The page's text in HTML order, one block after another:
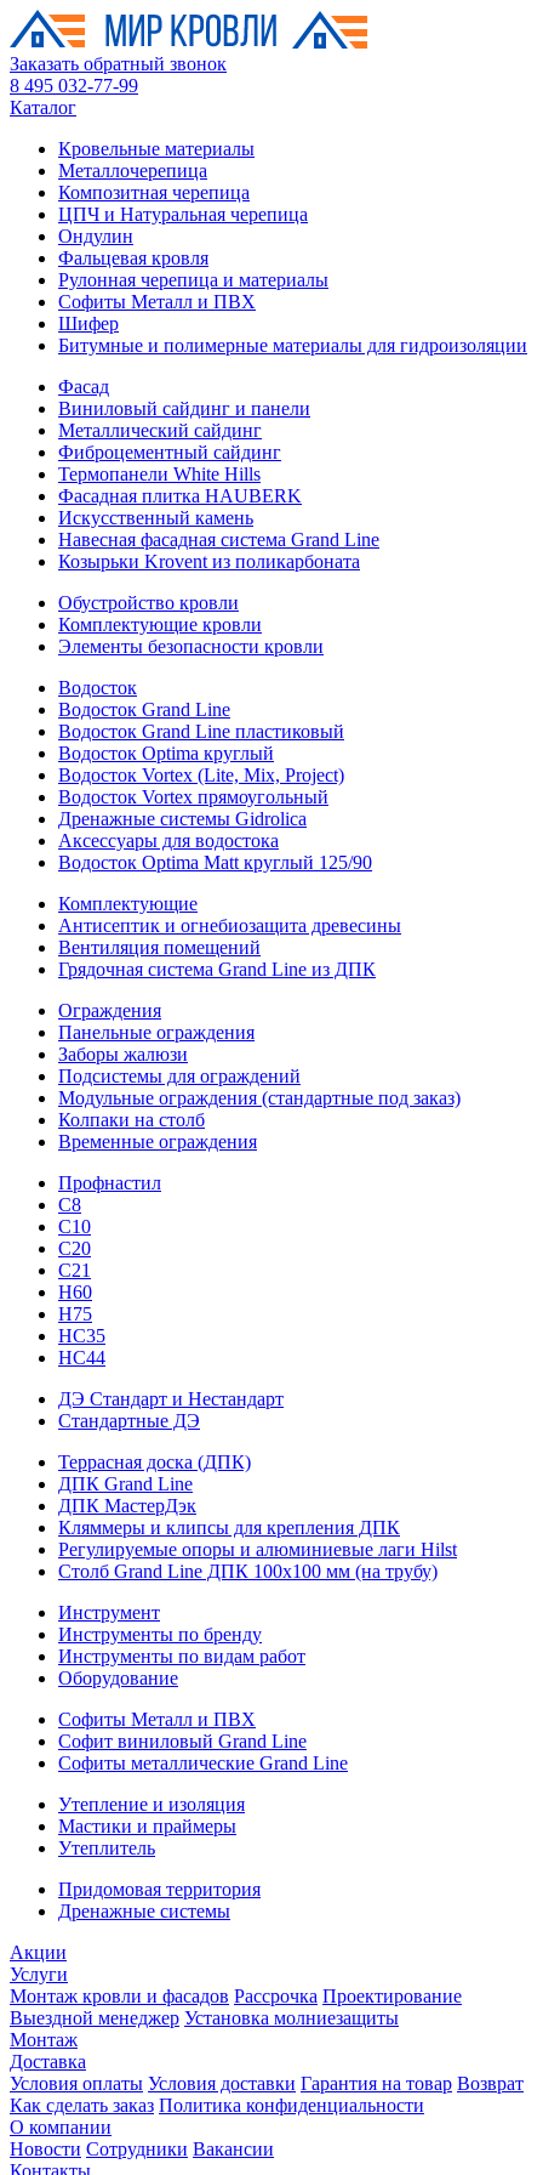
Заказать обратный звонок
8 495 032-77-99
Каталог
Кровельные материалы
Металлочерепица
Композитная черепица
ЦПЧ и Натуральная черепица
Ондулин
Фальцевая кровля
Рулонная черепица и материалы
Софиты Металл и ПВХ
Шифер
Битумные и полимерные материалы для гидроизоляции
Фасад
Виниловый сайдинг и панели
Металлический сайдинг
Фиброцементный сайдинг
Термопанели White Hills
Фасадная плитка HAUBERK
Искусственный камень
Навесная фасадная система Grand Line
Козырьки Krovent из поликарбоната
Обустройство кровли
Комплектующие кровли
Элементы безопасности кровли
Водосток
Водосток Grand Line
Водосток Grand Line пластиковый
Водосток Optima круглый
Водосток Vortex (Lite, Mix, Project)
Водосток Vortex прямоугольный
Дренажные системы Gidrolica
Аксессуары для водостока
Водосток Optima Matt круглый 125/90
Комплектующие
Антисептик и огнебиозащита древесины
Вентиляция помещений
Грядочная система Grand Line из ДПК
Ограждения
Панельные ограждения
Заборы жалюзи
Подсистемы для ограждений
Модульные ограждения (стандартные под заказ)
Колпаки на столб
Временные ограждения
Профнастил
С8
С10
С20
С21
H60
H75
HС35
НС44
ДЭ Стандарт и Нестандарт
Стандартные ДЭ
Террасная доска (ДПК)
ДПК Grand Line
ДПК МастерДэк
Кляммеры и клипсы для крепления ДПК
Регулируемые опоры и алюминиевые лаги Hilst
Столб Grand Line ДПК 100х100 мм (на трубу)
Инструмент
Инструменты по бренду
Инструменты по видам работ
Оборудование
Софиты Металл и ПВХ
Софит виниловый Grand Line
Софиты металлические Grand Line
Утепление и изоляция
Мастики и праймеры
Утеплитель
Придомовая территория
Дренажные системы
Акции
Услуги
Монтаж кровли и фасадов Рассрочка Проектирование
Выездной менеджер Установка молниезащиты
Монтаж
Доставка
Условия оплаты Условия доставки Гарантия на товар Возврат
Как сделать заказ Политика конфиденциальности
О компании
Новости Сотрудники Вакансии
Контакты